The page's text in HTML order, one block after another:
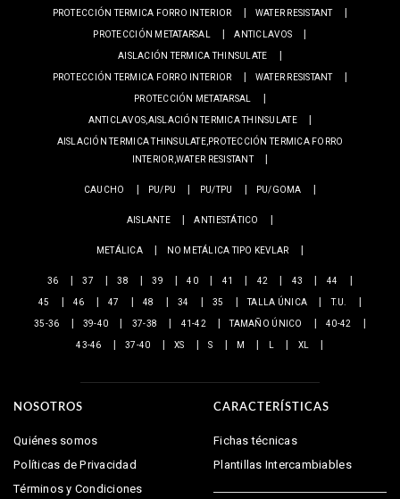
PROTECCIÓN TERMICA FORRO INTERIOR
WATER RESISTANT
PROTECCIÓN METATARSAL
ANTICLAVOS
AISLACIÓN TERMICA THINSULATE
PROTECCIÓN TERMICA FORRO INTERIOR
WATER RESISTANT
PROTECCIÓN METATARSAL
ANTICLAVOS,AISLACIÓN TERMICA THINSULATE
AISLACIÓN TERMICA THINSULATE,PROTECCIÓN TERMICA FORRO
INTERIOR,WATER RESISTANT
CAUCHO PU/PU PU/TPU PU/GOMA
AISLANTE ANTIESTÁTICO
METÁLICA NO METÁLICA TIPO KEVLAR
36 37 38 39 40 41 42 43
44
45
46 47 48 34 35 TALLA ÚNICA
T.U.
35-36
39-40 37-38 41-42 TAMAÑO ÚNICO
40-42
43-46
37-40 XS S M L XL
NOSOTROS
Quiénes somos
Políticas de Privacidad
Términos y Condiciones
CARACTERÍSTICAS
Fichas técnicas
Plantillas Intercambiables